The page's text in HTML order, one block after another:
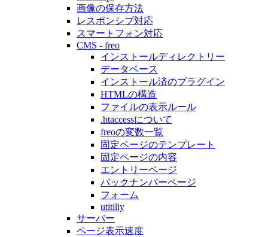
画像の保存方法
レスポンシブ対応
スマートフォン対応
CMS - freo
インストールディレクトリー
データベース
インストール済のプラグイン
HTMLの構造
ファイルの表示ルール
.htaccessについて
freoの変数一覧
固定ページのテンプレート
固定ページの内容
エントリーページ
バックナンバーページ
フォーム
utitiliy
サーバー
ページ表示速度